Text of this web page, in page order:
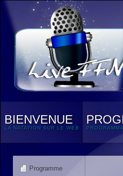
BIENVENUE
LA NATATION SUR LE WEB
Programme